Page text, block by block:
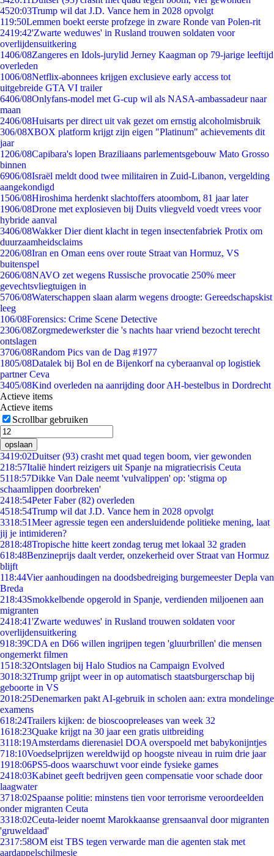
4520:03Trump wil dat J.D. Vance hem in 2028 opvolgt
119:50Lemmen boekt eerste profzege in zware Ronde van Polen-rit
2419:42'Zwarte weduwes' in Rusland trouwen soldaten voor
overlijdensuitkering
1406/08Zangeres en Idols-jurylid Jerney Kaagman op 79-jarige leeftijd
overleden
1006/08Netflix-abonnees krijgen exclusieve early access tot
uitgebreide GTA VI trailer
6406/08Onlyfans-model met G-cup wil als NASA-ambassadeur naar
maan
2406/08Huisarts per direct uit vak gezet om ernstig alcoholmisbruik
306/08XBOX platform krijgt zijn eigen "Platinum" achievements dit
jaar
1206/08Capibara's lopen Braziliaans parlementsgebouw Mato Grosso
binnen
6906/08Israël meldt dood twee militairen in Zuid-Libanon, vergelding
aangekondigd
1506/08Hiroshima herdenkt slachtoffers atoombom, 81 jaar later
1906/08Drone met explosieven bij Duits vliegveld voedt vrees voor
hybride aanval
3406/08Wakker Dier dient klacht in tegen insectenfabriek Protix om
duurzaamheidsclaims
2206/08Iran en Oman eens over route Straat van Hormuz, VS
buitenspel
2606/08NAVO zet wegens Russische provocatie 250% meer
gevechtsvliegtuigen in
5706/08Waterschappen slaan alarm wegens droogte: Gereedschapskist
leeg
106/08Forensics: Crime Scene Detective
2306/08Zorgmedewerkster die 's nachts haar vriend bezocht terecht
ontslagen
3706/08Random Pics van de Dag #1977
1805/08Datalek bij Bol en de Bijenkorf na cyberaanval op logistiek
partner Ceva
3405/08Kind overleden na aanrijding door AH-bestelbus in Dordrecht
Actieve items
Actieve items
Scrollbar gebruiken
opslaan
3419:02Duitser (93) crasht met quad tegen boom, vier gewonden
218:57Italië hindert reizigers uit Spanje na migratiecrisis Ceuta
5118:57Dikke Van Dale neemt 'vulvalippen' op: 'stigma op
schaamlippen doorbreken'
2418:54Peter Faber (82) overleden
4518:54Trump wil dat J.D. Vance hem in 2028 opvolgt
3318:51Meer agressie tegen een andersluidende politieke mening, laat
jij je intimideren?
2818:48Tropische hitte keert zondag terug met lokaal 32 graden
618:48Benzineprijs daalt verder, onzekerheid over Straat van Hormuz
blijft
118:44Vier aanhoudingen na doodsbedreiging burgemeester Depla van
Breda
218:43Smokkelbende opgerold in Spanje, verdienden miljoenen aan
migranten
2418:41'Zwarte weduwes' in Rusland trouwen soldaten voor
overlijdensuitkering
918:39CDA en D66 willen ingrijpen tegen 'gluurbrillen' die mensen
ongemerkt filmen
1518:32Ontslagen bij Halo Studios na Campaign Evolved
3018:32Trump grijpt weer in op automatisch staatsburgerschap bij
geboorte in VS
2018:25Denemarken pakt AI-gebruik in scholen aan: extra mondelinge
examens
618:24Trailers kijken: de bioscoopreleases van week 32
1618:23Quake krijgt na 30 jaar een gratis uitbreiding
3118:19Amsterdams dierenasiel DOA overspoeld met babykonijntjes
718:10Voedselprijzen wereldwijd op hoogste niveau in ruim drie jaar
1918:06PS5-doos waarschuwt voor einde fysieke games
2418:03Kabinet geeft bedrijven geen compensatie voor schade door
laagwater
3718:02Spaanse politie: minstens tien voor terrorisme veroordeelden
onder migranten Ceuta
3318:02Ceuta-leider noemt Marokkaanse grensaanval door migranten
'gruweldaad'
2317:58OM eist TBS tegen verwarde man die agenten stak met
aardappelschilmesje